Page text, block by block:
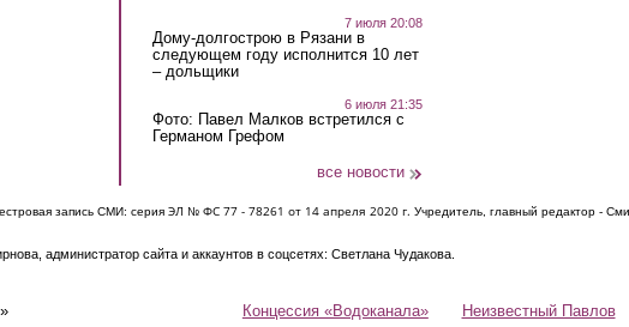
7 июля 20:08
Дому-долгострою в Рязани в
следующем году исполнится 10 лет
– дольщики
6 июля 21:35
Фото: Павел Малков встретился с
Германом Грефом
все новости
запись СМИ: серия ЭЛ № ФС 77 - 78261 от 14 апреля 2020 г. Учредитель, главный редактор -
администратор сайта и аккаунтов в соцсетях: Светлана Чудакова.
Концессия «Водоканала» Неизвестный Павлов